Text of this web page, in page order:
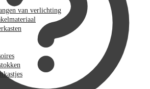
van verlichting